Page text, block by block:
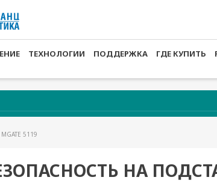
ТЕХНОЛОГИИ ПОДДЕРЖКА ГДЕ КУПИТЬ
5119
НА